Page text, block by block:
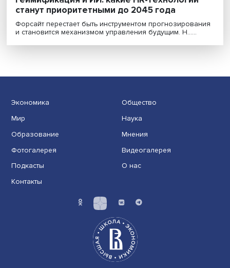
Калории с программным обеспечением:
люди станут есть в будущем
Геймификация и ИИ: какие HR-технологии
станут приоритетными до 2045 года
Форсайт перестает быть инструментом
и становится механизмом управления будущим. Н......